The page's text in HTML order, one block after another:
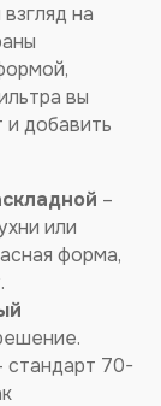
на
вы
добавить
–
или
форма,
стандарт 70-